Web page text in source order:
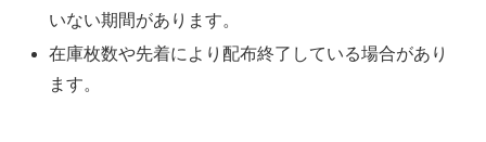
いない期間があります。
在庫枚数や先着により配布終了している場合があり
ます。